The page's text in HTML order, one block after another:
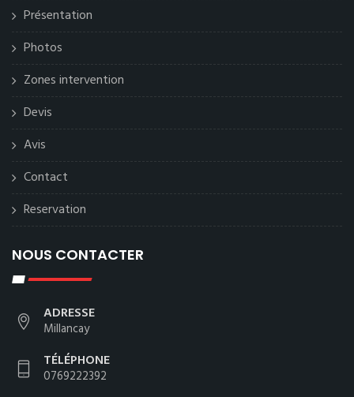
Présentation
Photos
Zones intervention
Devis
Avis
Contact
Reservation
NOUS CONTACTER
ADRESSE
Millancay
TÉLÉPHONE
0769222392